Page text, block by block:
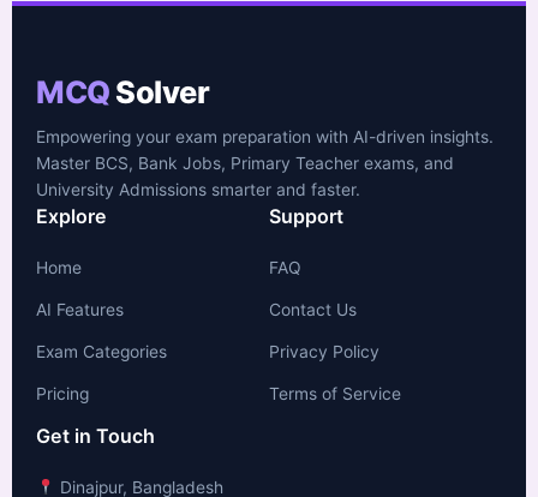
MCQSolver
Empowering your exam preparation with AI-driven insights.
Master BCS, Bank Jobs, Primary Teacher exams, and
University Admissions smarter and faster.
Explore
Home
AI Features
Exam Categories
Pricing
Support
FAQ
Contact Us
Privacy Policy
Terms of Service
Get in Touch
Dinajpur, Bangladesh